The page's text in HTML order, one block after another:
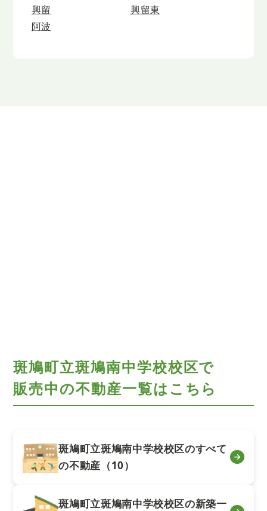
興留
興留東
阿波
斑鳩町立斑鳩南中学校校区で
販売中の不動産一覧はこちら
斑鳩町立斑鳩南中学校校区のすべて
の不動産（10）
斑鳩町立斑鳩南中学校校区の新築一